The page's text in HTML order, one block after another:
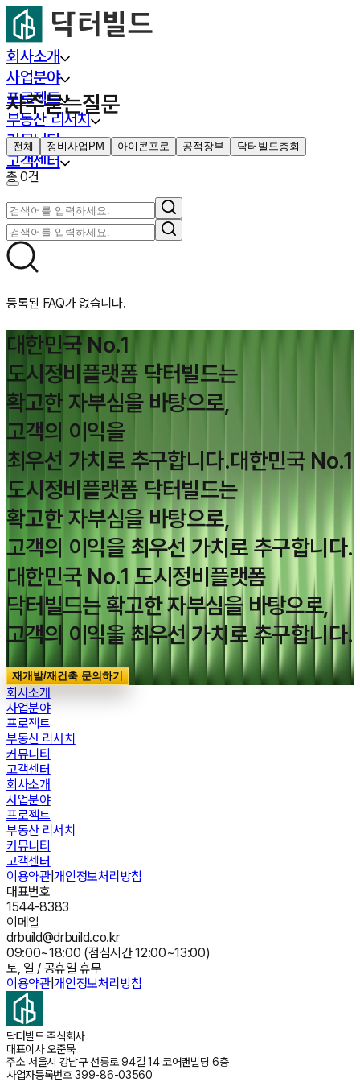
회사소개
사업분야
프로젝트
부동산 리서치
커뮤니티
고객센터
자주묻는질문
전체 정비사업PM 아이콘프로 공적장부 닥터빌드총회
총 0건
등록된 FAQ가 없습니다.
대한민국 No.1
도시정비플랫폼 닥터빌드는
확고한 자부심을 바탕으로,
고객의 이익을
최우선 가치로 추구합니다.대한민국 No.1
도시정비플랫폼 닥터빌드는
확고한 자부심을 바탕으로,
고객의 이익을 최우선 가치로 추구합니다.
대한민국 No.1 도시정비플랫폼
닥터빌드는 확고한 자부심을 바탕으로,
고객의 이익을 최우선 가치로 추구합니다.
재개발/재건축 문의하기
회사소개
사업분야
프로젝트
부동산 리서치
커뮤니티
고객센터
회사소개
사업분야
프로젝트
부동산 리서치
커뮤니티
고객센터
이용약관|개인정보처리방침
대표번호
1544-8383
이메일
drbuild@drbuild.co.kr
09:00~18:00 (점심시간 12:00~13:00)
토, 일 / 공휴일 휴무
이용약관|개인정보처리방침
닥터빌드 주식회사
대표이사오준묵
주소 서울시 강남구 선릉로 94길 14 코어랜빌딩 6층
사업자등록번호 399-86-03560